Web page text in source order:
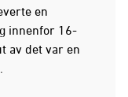
en
innenfor 16-
av det var en